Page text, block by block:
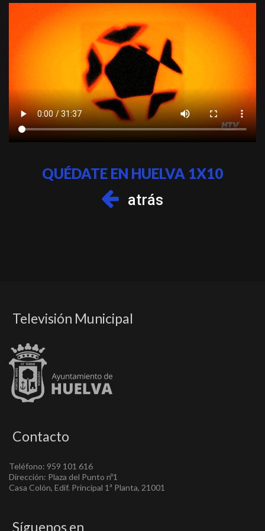
QUÉDATE EN HUELVA 1X10
atrás
Televisión Municipal
Contacto
Teléfono: 959 101 616
Dirección: Plaza del Punto nº1
Casa Colón, Edif. Principal 1ª Planta, 21001
Síguenos en